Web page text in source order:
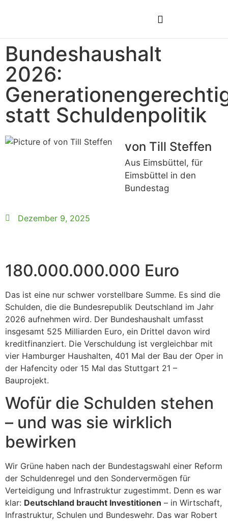
Bundeshaushalt
2026:
statt Schuldenpolitik
von Till Steffen
Aus Eimsbüttel, für
Eimsbüttel in den
Bundestag
Dezember 9, 2025
180.000.000.000 Euro
Das ist eine nur schwer vorstellbare Summe. Es sind die
Schulden, die die Bundesrepublik Deutschland im Jahr
2026 aufnehmen wird. Der Bundeshaushalt umfasst
insgesamt 525 Milliarden Euro, ein Drittel davon wird
kreditfinanziert. Die Verschuldung ist vergleichbar mit
vier Hamburger Haushalten, 401 Mal der Bau der Oper in
der Hafencity oder 15 Mal das Stuttgart 21 –
Bauprojekt.
Wofür die Schulden stehen
– und was sie wirklich
bewirken
Wir Grüne haben nach der Bundestagswahl einer Reform
der Schuldenregel und den Sondervermögen für
Verteidigung und Infrastruktur zugestimmt. Denn es war
klar: Deutschland braucht Investitionen – in Wirtschaft,
Infrastruktur, Schulen und Bundeswehr. Das war Robert